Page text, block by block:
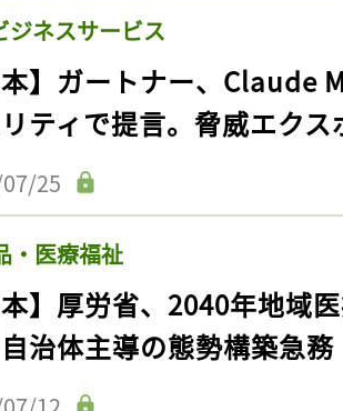
ジネスサービス
本】ガートナー、Claude
ティで提言。脅威エク
25
・医療福祉
本】厚労省、2040年地域
治体主導の態勢構築急務
ログイン